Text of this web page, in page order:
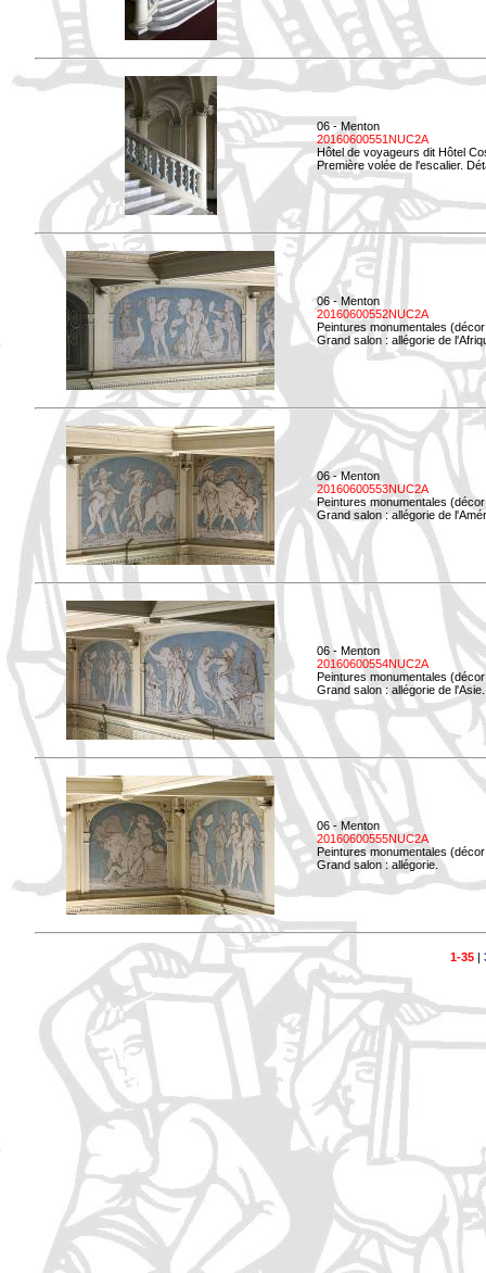
06 - Menton
20160600551NUC2A
Hôtel de voyageurs dit Hôtel
Première volée de l'escalier.
06 - Menton
20160600552NUC2A
Peintures monumentales
Grand salon : allégorie de
06 - Menton
20160600553NUC2A
Peintures monumentales
Grand salon : allégorie de
06 - Menton
20160600554NUC2A
Peintures monumentales
Grand salon : allégorie de l'Asie.
06 - Menton
20160600555NUC2A
Peintures monumentales
Grand salon : allégorie.
1-35|